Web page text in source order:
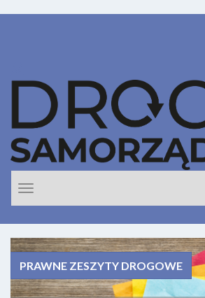
nawigacje
PRAWNE ZESZYTY DROGOWE